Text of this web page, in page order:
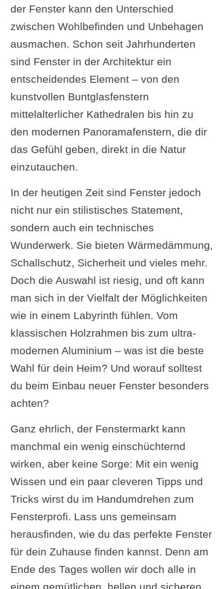
der Fenster kann den Unterschied
zwischen Wohlbefinden und Unbehagen
ausmachen. Schon seit Jahrhunderten
sind Fenster in der Architektur ein
entscheidendes Element – von den
kunstvollen Buntglasfenstern
mittelalterlicher Kathedralen bis hin zu
den modernen Panoramafenstern, die dir
das Gefühl geben, direkt in die Natur
einzutauchen.
In der heutigen Zeit sind Fenster jedoch
nicht nur ein stilistisches Statement,
sondern auch ein technisches
Wunderwerk. Sie bieten Wärmedämmung,
Schallschutz, Sicherheit und vieles mehr.
Doch die Auswahl ist riesig, und oft kann
man sich in der Vielfalt der Möglichkeiten
wie in einem Labyrinth fühlen. Vom
klassischen Holzrahmen bis zum ultra-
modernen Aluminium – was ist die beste
Wahl für dein Heim? Und worauf solltest
du beim Einbau neuer Fenster besonders
achten?
Ganz ehrlich, der Fenstermarkt kann
manchmal ein wenig einschüchternd
wirken, aber keine Sorge: Mit ein wenig
Wissen und ein paar cleveren Tipps und
Tricks wirst du im Handumdrehen zum
Fensterprofi. Lass uns gemeinsam
herausfinden, wie du das perfekte Fenster
für dein Zuhause finden kannst. Denn am
Ende des Tages wollen wir doch alle in